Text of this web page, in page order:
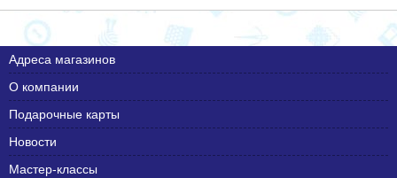
Адреса магазинов
О компании
Подарочные карты
Новости
Мастер-классы